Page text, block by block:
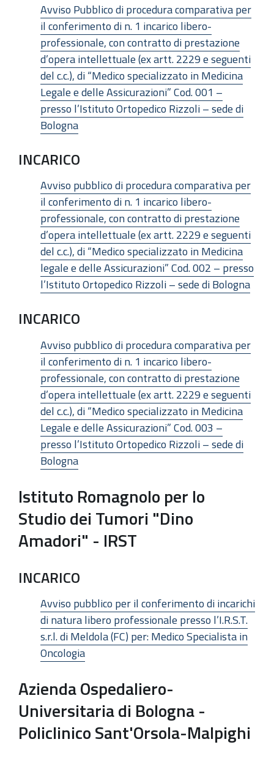
Avviso Pubblico di procedura comparativa per
il conferimento di n. 1 incarico libero-
professionale, con contratto di prestazione
d’opera intellettuale (ex artt. 2229 e seguenti
del c.c.), di “Medico specializzato in Medicina
Legale e delle Assicurazioni” Cod. 001 –
presso l’Istituto Ortopedico Rizzoli – sede di
Bologna
INCARICO
Avviso pubblico di procedura comparativa per
il conferimento di n. 1 incarico libero-
professionale, con contratto di prestazione
d’opera intellettuale (ex artt. 2229 e seguenti
del c.c.), di “Medico specializzato in Medicina
legale e delle Assicurazioni” Cod. 002 – presso
l’Istituto Ortopedico Rizzoli – sede di Bologna
INCARICO
Avviso pubblico di procedura comparativa per
il conferimento di n. 1 incarico libero-
professionale, con contratto di prestazione
d’opera intellettuale (ex artt. 2229 e seguenti
del c.c.), di “Medico specializzato in Medicina
Legale e delle Assicurazioni” Cod. 003 –
presso l’Istituto Ortopedico Rizzoli – sede di
Bologna
Istituto Romagnolo per lo
Studio dei Tumori "Dino
Amadori" - IRST
INCARICO
Avviso pubblico per il conferimento di incarichi
di natura libero professionale presso l’I.R.S.T.
s.r.l. di Meldola (FC) per: Medico Specialista in
Oncologia
Azienda Ospedaliero-
Universitaria di Bologna -
Policlinico Sant'Orsola-Malpighi